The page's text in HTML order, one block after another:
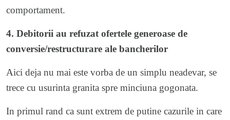
comportament.
4. Debitorii au refuzat ofertele generoase de
conversie/restructurare ale bancherilor
Aici deja nu mai este vorba de un simplu neadevar, se
trece cu usurinta granita spre minciuna gogonata.
In primul rand ca sunt extrem de putine cazurile in care